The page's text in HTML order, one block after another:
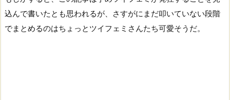
込んで書いたとも思われるが、さすがにまだ叩いていない段階
でまとめるのはちょっとツイフェミさんたち可愛そうだ。